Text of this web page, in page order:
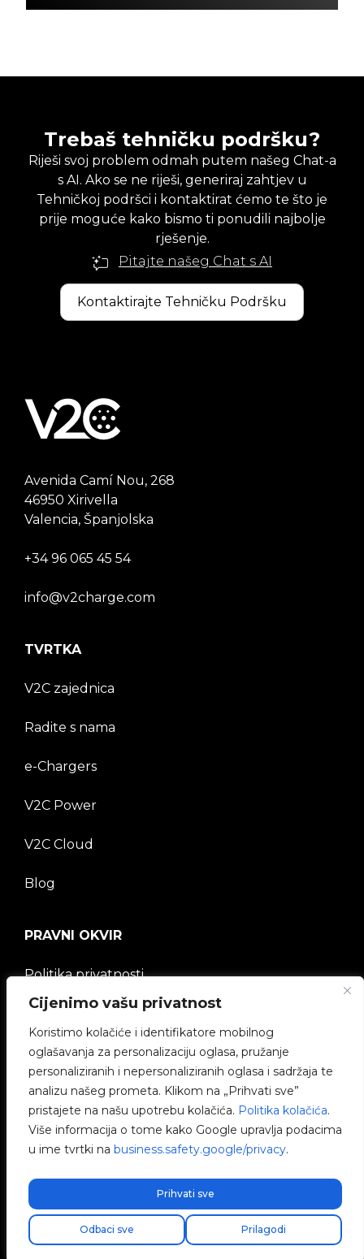
Cijenimo vašu privatnost
Koristimo kolačiće i identifikatore mobilnog
oglašavanja za personalizaciju oglasa, pružanje
personaliziranih i nepersonaliziranih oglasa i sadržaja te
analizu našeg prometa. Klikom na „Prihvati sve”
pristajete na našu upotrebu kolačića. Politika kolačića.
Više informacija o tome kako Google upravlja podacima
u ime tvrtki na business.safety.google/privacy.
Prilagodi
Odbaci sve
Prihvati sve
Trebaš tehničku podršku?
Riješi svoj problem odmah putem našeg Chat-a
s AI. Ako se ne riješi, generiraj zahtjev u
Tehničkoj podršci i kontaktirat ćemo te što je
prije moguće kako bismo ti ponudili najbolje
rješenje.
Pitajte našeg Chat s AI
Kontaktirajte Tehničku Podršku
Avenida Camí Nou, 268
46950 Xirivella
Valencia, Španjolska
+34 96 065 45 54
info@v2charge.com
TVRTKA
V2C zajednica
Radite s nama
e-Chargers
V2C Power
V2C Cloud
Blog
PRAVNI OKVIR
Politika privatnosti
Pravna napomena
Politika kolačića
Etički kanal
Politika kvalitete
V2C © 2026 All rights reserved.